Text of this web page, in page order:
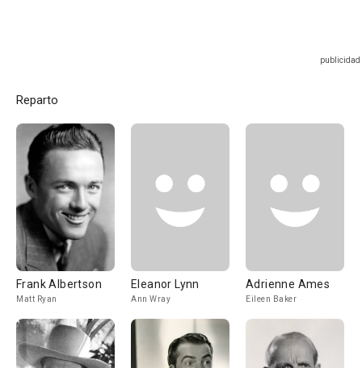
Reparto
Frank Albertson
Matt Ryan
Eleanor Lynn
Ann Wray
Adrienne Ames
Eileen Baker